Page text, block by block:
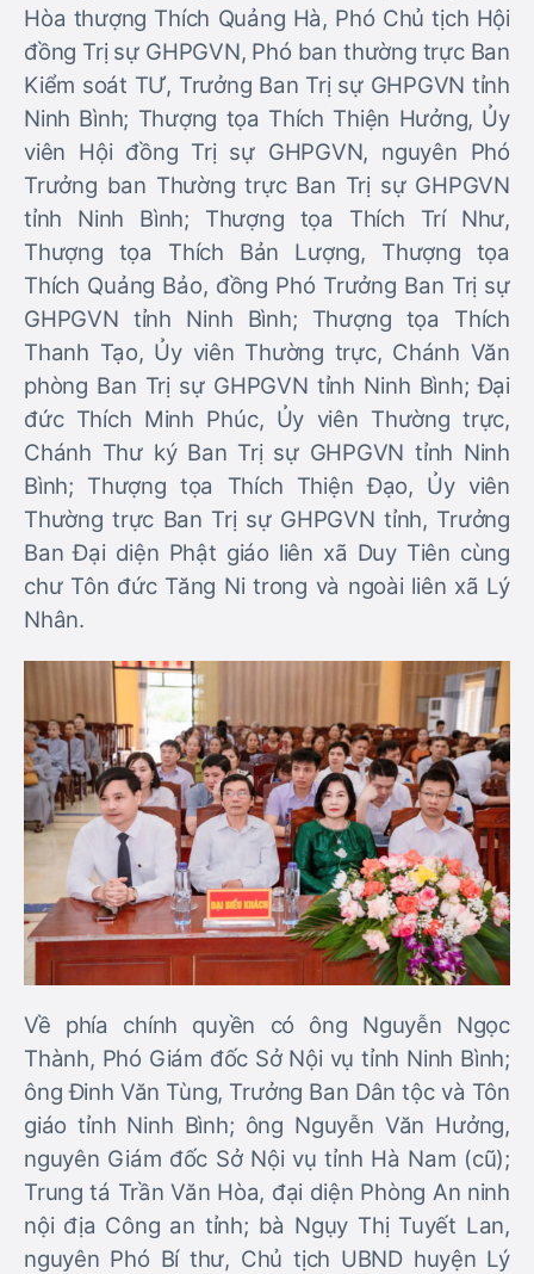
Hòa thượng Thích Quảng Hà, Phó Chủ tịch Hội
đồng Trị sự GHPGVN, Phó ban thường trực Ban
Kiểm soát TƯ, Trưởng Ban Trị sự GHPGVN tỉnh
Ninh Bình; Thượng tọa Thích Thiện Hưởng, Ủy
viên Hội đồng Trị sự GHPGVN, nguyên Phó
Trưởng ban Thường trực Ban Trị sự GHPGVN
tỉnh Ninh Bình; Thượng tọa Thích Trí Như,
Thượng tọa Thích Bản Lượng, Thượng tọa
Thích Quảng Bảo, đồng Phó Trưởng Ban Trị sự
GHPGVN tỉnh Ninh Bình; Thượng tọa Thích
Thanh Tạo, Ủy viên Thường trực, Chánh Văn
phòng Ban Trị sự GHPGVN tỉnh Ninh Bình; Đại
đức Thích Minh Phúc, Ủy viên Thường trực,
Chánh Thư ký Ban Trị sự GHPGVN tỉnh Ninh
Bình; Thượng tọa Thích Thiện Đạo, Ủy viên
Thường trực Ban Trị sự GHPGVN tỉnh, Trưởng
Ban Đại diện Phật giáo liên xã Duy Tiên cùng
chư Tôn đức Tăng Ni trong và ngoài liên xã Lý
Nhân.
Về phía chính quyền có ông Nguyễn Ngọc
Thành, Phó Giám đốc Sở Nội vụ tỉnh Ninh Bình;
ông Đinh Văn Tùng, Trưởng Ban Dân tộc và Tôn
giáo tỉnh Ninh Bình; ông Nguyễn Văn Hưởng,
nguyên Giám đốc Sở Nội vụ tỉnh Hà Nam (cũ);
Trung tá Trần Văn Hòa, đại diện Phòng An ninh
nội địa Công an tỉnh; bà Ngụy Thị Tuyết Lan,
nguyên Phó Bí thư, Chủ tịch UBND huyện Lý